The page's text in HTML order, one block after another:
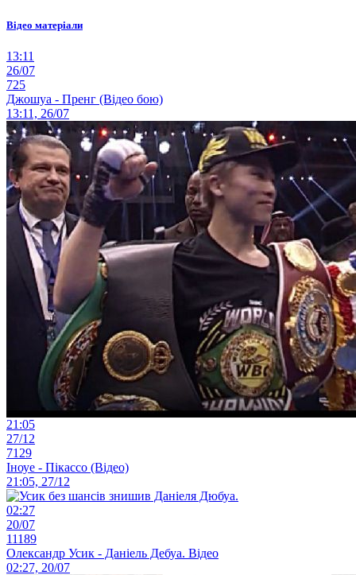
Відео матеріали
13:11
26/07
725
Джошуа - Пренг (Відео бою)
13:11, 26/07
21:05
27/12
7129
Іноуе - Пікассо (Відео)
21:05, 27/12
02:27
20/07
11189
Олександр Усик - Даніель Дебуа. Відео
02:27, 20/07